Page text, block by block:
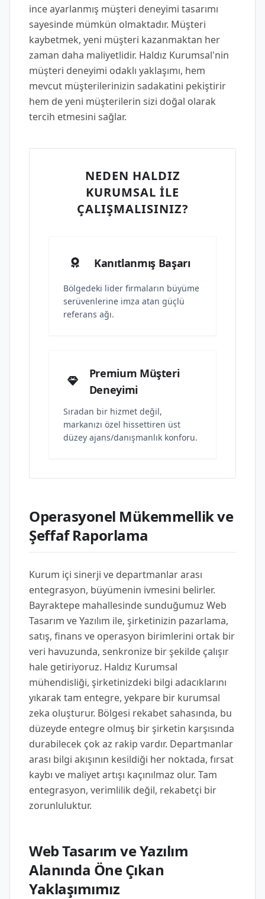
ince ayarlanmış müşteri deneyimi tasarımı
sayesinde mümkün olmaktadır. Müşteri
kaybetmek, yeni müşteri kazanmaktan her
zaman daha maliyetlidir. Haldız Kurumsal'nin
müşteri deneyimi odaklı yaklaşımı, hem
mevcut müşterilerinizin sadakatini pekiştirir
hem de yeni müşterilerin sizi doğal olarak
tercih etmesini sağlar.
NEDEN HALDIZ
KURUMSAL İLE
ÇALIŞMALISINIZ?
Kanıtlanmış Başarı
Bölgedeki lider firmaların büyüme
serüvenlerine imza atan güçlü
referans ağı.
Premium Müşteri
Deneyimi
Sıradan bir hizmet değil,
markanızı özel hissettiren üst
düzey ajans/danışmanlık konforu.
Operasyonel Mükemmellik ve
Şeffaf Raporlama
Kurum içi sinerji ve departmanlar arası
entegrasyon, büyümenin ivmesini belirler.
Bayraktepe mahallesinde sunduğumuz Web
Tasarım ve Yazılım ile, şirketinizin pazarlama,
satış, finans ve operasyon birimlerini ortak bir
veri havuzunda, senkronize bir şekilde çalışır
hale getiriyoruz. Haldız Kurumsal
mühendisliği, şirketinizdeki bilgi adacıklarını
yıkarak tam entegre, yekpare bir kurumsal
zeka oluşturur. Bölgesi rekabet sahasında, bu
düzeyde entegre olmuş bir şirketin karşısında
durabilecek çok az rakip vardır. Departmanlar
arası bilgi akışının kesildiği her noktada, fırsat
kaybı ve maliyet artışı kaçınılmaz olur. Tam
entegrasyon, verimlilik değil, rekabetçi bir
zorunluluktur.
Web Tasarım ve Yazılım
Alanında Öne Çıkan
Yaklaşımımız